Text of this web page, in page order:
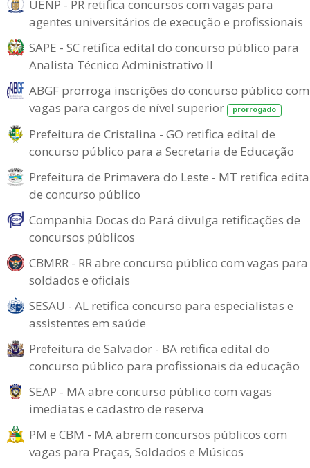
UENP - PR retifica concursos com vagas para
agentes universitários de execução e profissionais
SAPE - SC retifica edital do concurso público para
Analista Técnico Administrativo II
ABGF prorroga inscrições do concurso público com
vagas para cargos de nível superior
prorrogado
Prefeitura de Cristalina - GO retifica edital de
concurso público para a Secretaria de Educação
Prefeitura de Primavera do Leste - MT retifica
de concurso público
Companhia Docas do Pará divulga retificações de
concursos públicos
CBMRR - RR abre concurso público com vagas para
soldados e oficiais
SESAU - AL retifica concurso para especialistas e
assistentes em saúde
Prefeitura de Salvador - BA retifica edital do
concurso público para profissionais da educação
SEAP - MA abre concurso público com vagas
imediatas e cadastro de reserva
PM e CBM - MA abrem concursos públicos com
vagas para Praças, Soldados e Músicos